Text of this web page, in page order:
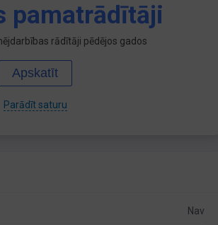
pamatrādītāji
rādītāji pēdējos gados
Apskatīt
Parādīt saturu
Nav